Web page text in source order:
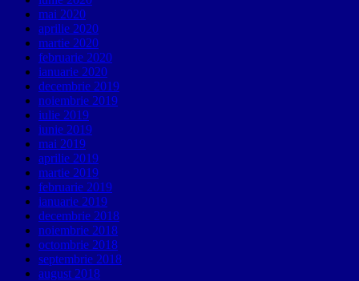
mai 2020
aprilie 2020
martie 2020
februarie 2020
ianuarie 2020
decembrie 2019
noiembrie 2019
iulie 2019
iunie 2019
mai 2019
aprilie 2019
martie 2019
februarie 2019
ianuarie 2019
decembrie 2018
noiembrie 2018
octombrie 2018
septembrie 2018
august 2018